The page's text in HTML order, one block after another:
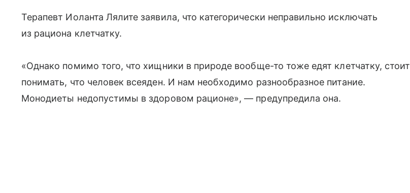
Терапевт Иоланта Лялите заявила, что категорически неправильно исключать
из рациона клетчатку.
«Однако помимо того, что хищники в природе вообще-то тоже едят клетчатку, стоит
понимать, что человек всеяден. И нам необходимо разнообразное питание.
Монодиеты недопустимы в здоровом рационе», — предупредила она.